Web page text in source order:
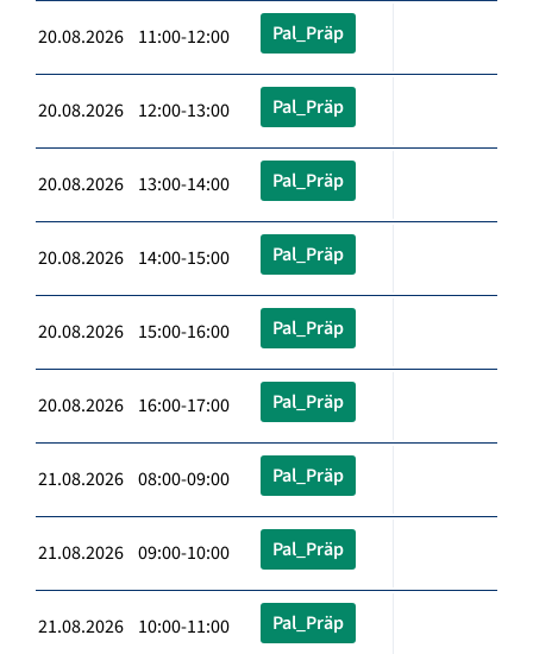
20.08.2026 11:00-12:00 Pal_Präp
20.08.2026 12:00-13:00 Pal_Präp
20.08.2026 13:00-14:00 Pal_Präp
20.08.2026 14:00-15:00 Pal_Präp
20.08.2026 15:00-16:00 Pal_Präp
20.08.2026 16:00-17:00 Pal_Präp
21.08.2026 08:00-09:00 Pal_Präp
21.08.2026 09:00-10:00 Pal_Präp
21.08.2026 10:00-11:00 Pal_Präp